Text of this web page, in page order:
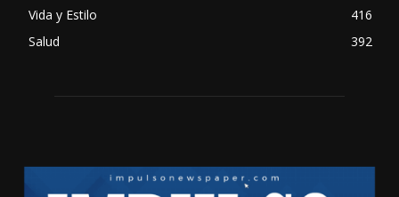
Vida y Estilo
416
Salud
392